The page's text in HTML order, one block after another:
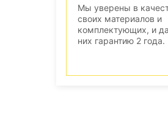
Мы уверены в
своих материалов и
комплектующих, и
них гарантию 2 года.